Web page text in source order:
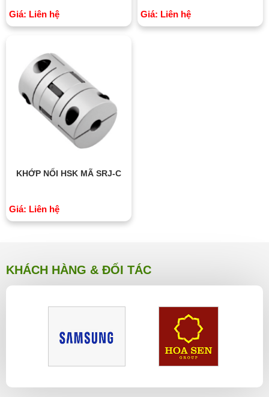
Giá: Liên hệ Giá: Liên hệ
KHỚP NỐI HSK MÃ SRJ-C
Giá: Liên hệ
KHÁCH HÀNG & ĐỐI TÁC